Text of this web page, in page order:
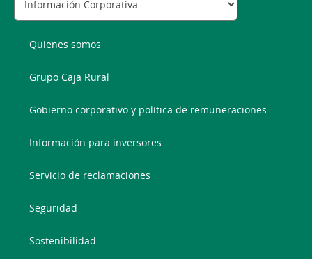
Quienes somos
Grupo Caja Rural
Gobierno corporativo y política de remuneraciones
Información para inversores
Servicio de reclamaciones
Seguridad
Sostenibilidad